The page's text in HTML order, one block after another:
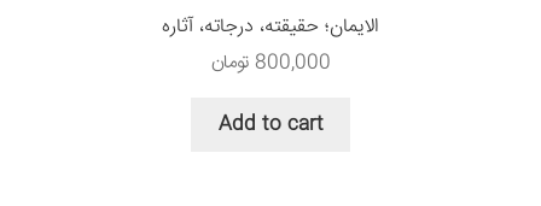
الایمان؛ حقيقته، درجاته، آثاره
800,000 تومان
Add to cart